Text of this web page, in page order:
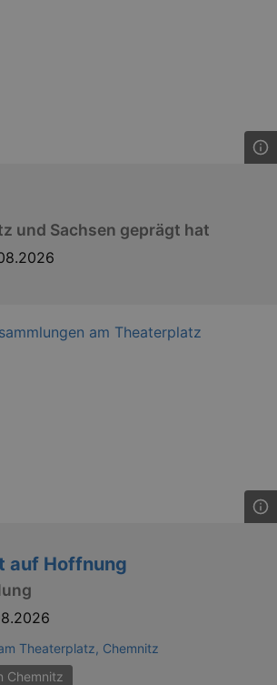
und Sachsen geprägt hat
auf Hoffnung
Theaterplatz, Chemnitz
Chemnitz